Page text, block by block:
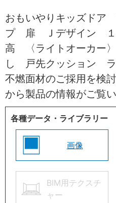
おもいやりキッズド
プ 扉 Ｊデザイン １
高 〈ライトオーカー
し 戸先クッション
不燃面材のご採用を検
から製品の情報がご覧
各種データ・ライブラリー
画像
BIM用テクスチ
ャー